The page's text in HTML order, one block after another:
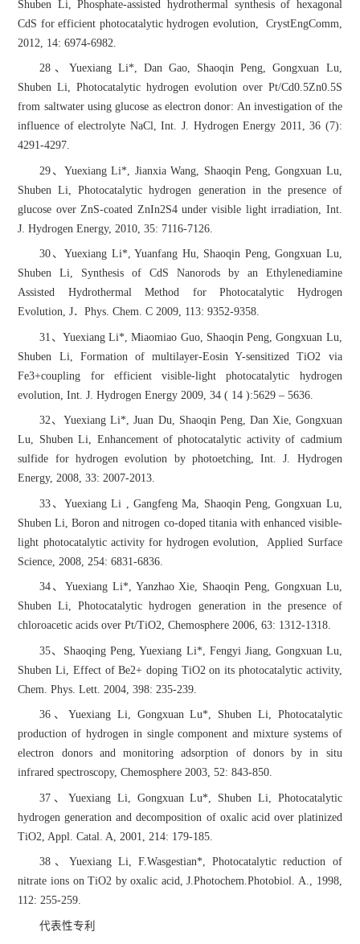
Shuben Li, Phosphate-assisted hydrothermal synthesis of hexagonal
CdS for efficient photocatalytic hydrogen evolution, CrystEngComm,
2012, 14: 6974-6982.
28、Yuexiang Li*, Dan Gao, Shaoqin Peng, Gongxuan Lu,
Shuben Li, Photocatalytic hydrogen evolution over Pt/Cd0.5Zn0.5S
from saltwater using glucose as electron donor: An investigation of the
influence of electrolyte NaCl, Int. J. Hydrogen Energy 2011, 36 (7):
4291-4297.
29、Yuexiang Li*, Jianxia Wang, Shaoqin Peng, Gongxuan Lu,
Shuben Li, Photocatalytic hydrogen generation in the presence of
glucose over ZnS-coated ZnIn2S4 under visible light irradiation, Int.
J. Hydrogen Energy, 2010, 35: 7116-7126.
30、Yuexiang Li*, Yuanfang Hu, Shaoqin Peng, Gongxuan Lu,
Shuben Li, Synthesis of CdS Nanorods by an Ethylenediamine
Assisted Hydrothermal Method for Photocatalytic Hydrogen
Evolution, J．Phys. Chem. C 2009, 113: 9352-9358.
31、Yuexiang Li*, Miaomiao Guo, Shaoqin Peng, Gongxuan Lu,
Shuben Li, Formation of multilayer-Eosin Y-sensitized TiO2 via
Fe3+coupling for efficient visible-light photocatalytic hydrogen
evolution, Int. J. Hydrogen Energy 2009, 34 ( 14 ):5629 – 5636.
32、Yuexiang Li*, Juan Du, Shaoqin Peng, Dan Xie, Gongxuan
Lu, Shuben Li, Enhancement of photocatalytic activity of cadmium
sulfide for hydrogen evolution by photoetching, Int. J. Hydrogen
Energy, 2008, 33: 2007-2013.
33、Yuexiang Li , Gangfeng Ma, Shaoqin Peng, Gongxuan Lu,
Shuben Li, Boron and nitrogen co-doped titania with enhanced visible-
light photocatalytic activity for hydrogen evolution, Applied Surface
Science, 2008, 254: 6831-6836.
34、Yuexiang Li*, Yanzhao Xie, Shaoqin Peng, Gongxuan Lu,
Shuben Li, Photocatalytic hydrogen generation in the presence of
chloroacetic acids over Pt/TiO2, Chemosphere 2006, 63: 1312-1318.
35、Shaoqing Peng, Yuexiang Li*, Fengyi Jiang, Gongxuan Lu,
Shuben Li, Effect of Be2+ doping TiO2 on its photocatalytic activity,
Chem. Phys. Lett. 2004, 398: 235-239.
36、Yuexiang Li, Gongxuan Lu*, Shuben Li, Photocatalytic
production of hydrogen in single component and mixture systems of
electron donors and monitoring adsorption of donors by in situ
infrared spectroscopy, Chemosphere 2003, 52: 843-850.
37、Yuexiang Li, Gongxuan Lu*, Shuben Li, Photocatalytic
hydrogen generation and decomposition of oxalic acid over platinized
TiO2, Appl. Catal. A, 2001, 214: 179-185.
38、Yuexiang Li, F.Wasgestian*, Photocatalytic reduction of
nitrate ions on TiO2 by oxalic acid, J.Photochem.Photobiol. A., 1998,
112: 255-259.
代表性专利